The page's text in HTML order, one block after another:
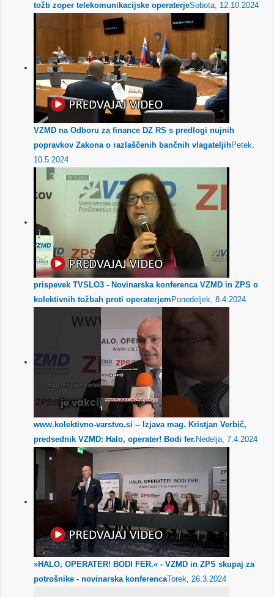
tožb zoper telekomunikacijske operaterjeSobota, 12.10.2024
VZMD na Odboru za finance DZ RS s predlogi nujnih
popravkov Zakona o razlaščenih bančnih vlagateljihPetek,
10.5.2024
prispevek TVSLO3 - Novinarska konferenca VZMD in ZPS o
kolektivnih tožbah proti operaterjem Ponedeljek, 8.4.2024
www.kolektivno-varstvo.si -- Izjava mag. Kristjan Verbič,
predsednik VZMD: Halo, operater! Bodi fer. Nedelja, 7.4.2024
»HALO, OPERATER! BODI FER.« - VZMD in ZPS skupaj za
potrošnike - novinarska konferencaTorek, 26.3.2024